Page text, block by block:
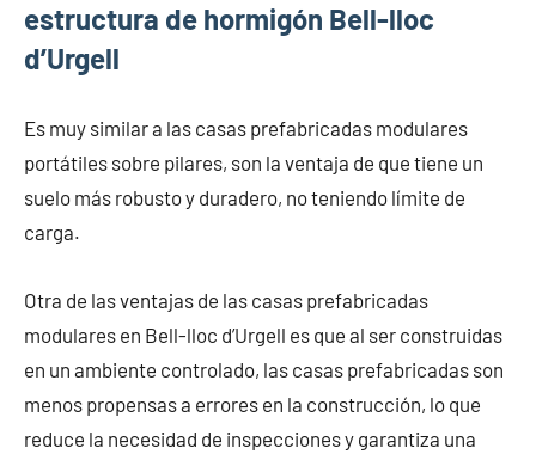
estructura de hormigón Bell-lloc
d’Urgell
Es muy similar a las casas prefabricadas modulares
portátiles sobre pilares, son la ventaja de que tiene un
suelo más robusto y duradero, no teniendo límite de
carga.
Otra de las ventajas de las casas prefabricadas
modulares en Bell-lloc d’Urgell es que al ser construidas
en un ambiente controlado, las casas prefabricadas son
menos propensas a errores en la construcción, lo que
reduce la necesidad de inspecciones y garantiza una